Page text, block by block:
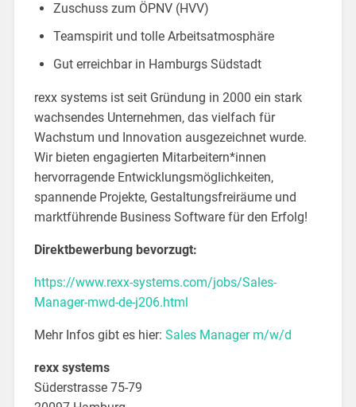
Zuschuss zum ÖPNV (HVV)
Teamspirit und tolle Arbeitsatmosphäre
Gut erreichbar in Hamburgs Südstadt
rexx systems ist seit Gründung in 2000 ein stark
wachsendes Unternehmen, das vielfach für
Wachstum und Innovation ausgezeichnet wurde.
Wir bieten engagierten Mitarbeitern*innen
hervorragende Entwicklungsmöglichkeiten,
spannende Projekte, Gestaltungsfreiräume und
marktführende Business Software für den Erfolg!
Direktbewerbung bevorzugt:
https://www.rexx-systems.com/jobs/Sales-
Manager-mwd-de-j206.html
Mehr Infos gibt es hier: Sales Manager m/w/d
rexx systems
Süderstrasse 75-79